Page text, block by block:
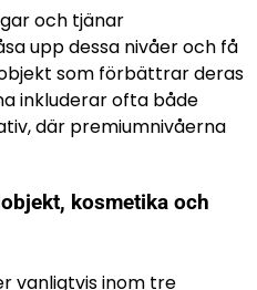
och tjänar
upp dessa nivåer och få
som förbättrar deras
inkluderar ofta både
där premiumnivåerna
kosmetika och
vanligtvis inom tre